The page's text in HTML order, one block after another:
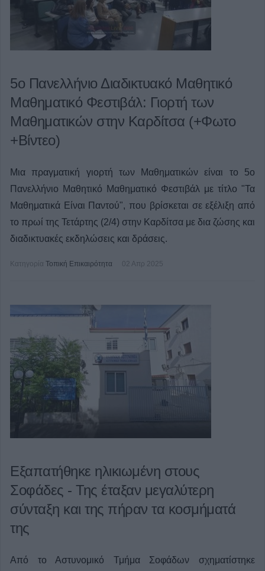
5ο Πανελλήνιο Διαδικτυακό Μαθητικό
Μαθηματικό Φεστιβάλ: Γιορτή των
Μαθηματικών στην Καρδίτσα (+Φωτο
+Βίντεο)
Μια πραγματική γιορτή των Μαθηματικών είναι το 5ο
Πανελλήνιο Μαθητικό Μαθηματικό Φεστιβάλ με τίτλο "Τα
Μαθηματικά Είναι Παντού", που βρίσκεται σε εξέλιξη από
το πρωί της Τετάρτης (2/4) στην Καρδίτσα με δια ζώσης και
διαδικτυακές εκδηλώσεις και δράσεις.
Κατηγορία Τοπική Επικαιρότητα 02 Απρ 2025
Εξαπατήθηκε ηλικιωμένη στους
Σοφάδες - Της έταξαν μεγαλύτερη
σύνταξη και της πήραν τα κοσμήματά
της
Από το Αστυνομικό Τμήμα Σοφάδων σχηματίστηκε